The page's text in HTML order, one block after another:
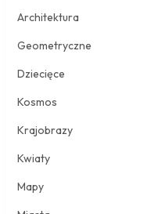
Architektura
Geometryczne
Dziecięce
Kosmos
Krajobrazy
Kwiaty
Mapy